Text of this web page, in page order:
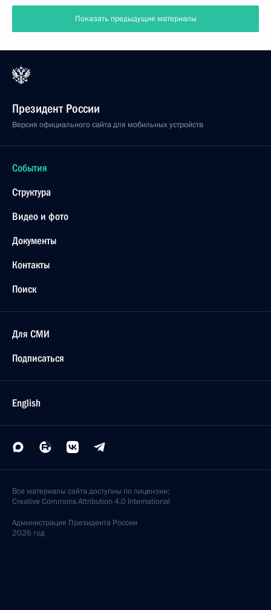
Показать предыдущие материалы
Президент России
Версия официального сайта для мобильных устройств
События
Структура
Видео и фото
Документы
Контакты
Поиск
Для СМИ
Подписаться
English
Все материалы сайта доступны по лицензии:
Creative Commons Attribution 4.0 International
Администрация Президента России
2026 год